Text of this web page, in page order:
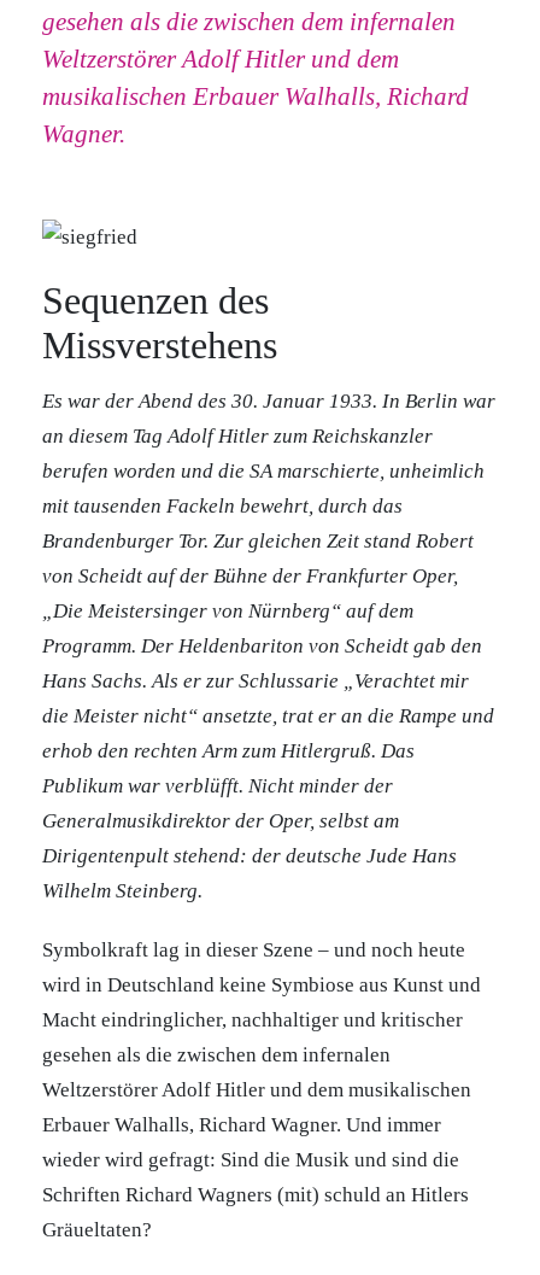
gesehen als die zwischen dem infernalen
Weltzerstörer Adolf Hitler und dem
musikalischen Erbauer Walhalls, Richard
Wagner.
Sequenzen des
Missverstehens
Es war der Abend des 30. Januar 1933. In Berlin war
an diesem Tag Adolf Hitler zum Reichskanzler
berufen worden und die SA marschierte, unheimlich
mit tausenden Fackeln bewehrt, durch das
Brandenburger Tor. Zur gleichen Zeit stand Robert
von Scheidt auf der Bühne der Frankfurter Oper,
„Die Meistersinger von Nürnberg“ auf dem
Programm. Der Heldenbariton von Scheidt gab den
Hans Sachs. Als er zur Schlussarie „Verachtet mir
die Meister nicht“ ansetzte, trat er an die Rampe und
erhob den rechten Arm zum Hitlergruß. Das
Publikum war verblüfft. Nicht minder der
Generalmusikdirektor der Oper, selbst am
Dirigentenpult stehend: der deutsche Jude Hans
Wilhelm Steinberg.
Symbolkraft lag in dieser Szene – und noch heute
wird in Deutschland keine Symbiose aus Kunst und
Macht eindringlicher, nachhaltiger und kritischer
gesehen als die zwischen dem infernalen
Weltzerstörer Adolf Hitler und dem musikalischen
Erbauer Walhalls, Richard Wagner. Und immer
wieder wird gefragt: Sind die Musik und sind die
Schriften Richard Wagners (mit) schuld an Hitlers
Gräueltaten?